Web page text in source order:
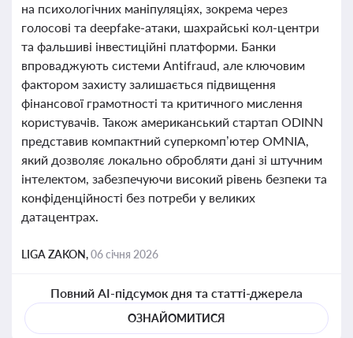
на психологічних маніпуляціях, зокрема через
голосові та deepfake-атаки, шахрайські кол-центри
та фальшиві інвестиційні платформи. Банки
впроваджують системи Antifraud, але ключовим
фактором захисту залишається підвищення
фінансової грамотності та критичного мислення
користувачів. Також американський стартап ODINN
представив компактний суперкомп’ютер OMNIA,
який дозволяє локально обробляти дані зі штучним
інтелектом, забезпечуючи високий рівень безпеки та
конфіденційності без потреби у великих
датацентрах.
LIGA ZAKON,06 січня 2026
Повний AI-підсумок дня та статті-джерела
ОЗНАЙОМИТИСЯ